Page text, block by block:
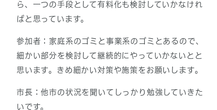
ら、一つの手段として有料化も検討していかなけれ
ばと思っています。
参加者：家庭系のゴミと事業系のゴミとあるので、
細かい部分を検討して継続的にやっていかないとと
思います。きめ細かい対策や施策をお願いします。
市長：他市の状況を聞いてしっかり勉強していきた
いです。